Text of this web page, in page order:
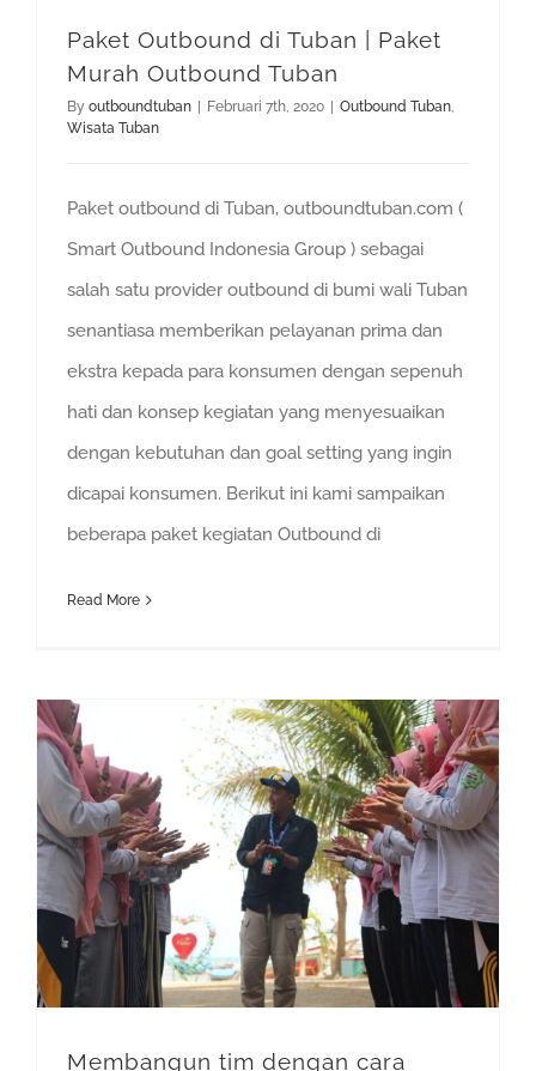
Paket Outbound di Tuban | Paket
Murah Outbound Tuban
By outboundtuban Februari 7th, 2020 Outbound Tuban,
Wisata Tuban
Paket outbound di Tuban, outboundtuban.com (
Smart Outbound Indonesia Group ) sebagai
salah satu provider outbound di bumi wali Tuban
senantiasa memberikan pelayanan prima dan
ekstra kepada para konsumen dengan sepenuh
hati dan konsep kegiatan yang menyesuaikan
dengan kebutuhan dan goal setting yang ingin
dicapai konsumen. Berikut ini kami sampaikan
beberapa paket kegiatan Outbound di
Read More
Membangun tim dengan cara